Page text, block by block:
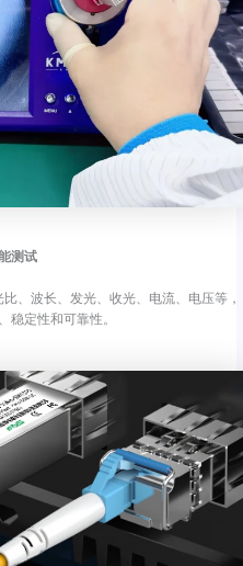
测试
、波长、发光、收光、电流、电压等，
稳定性和可靠性。